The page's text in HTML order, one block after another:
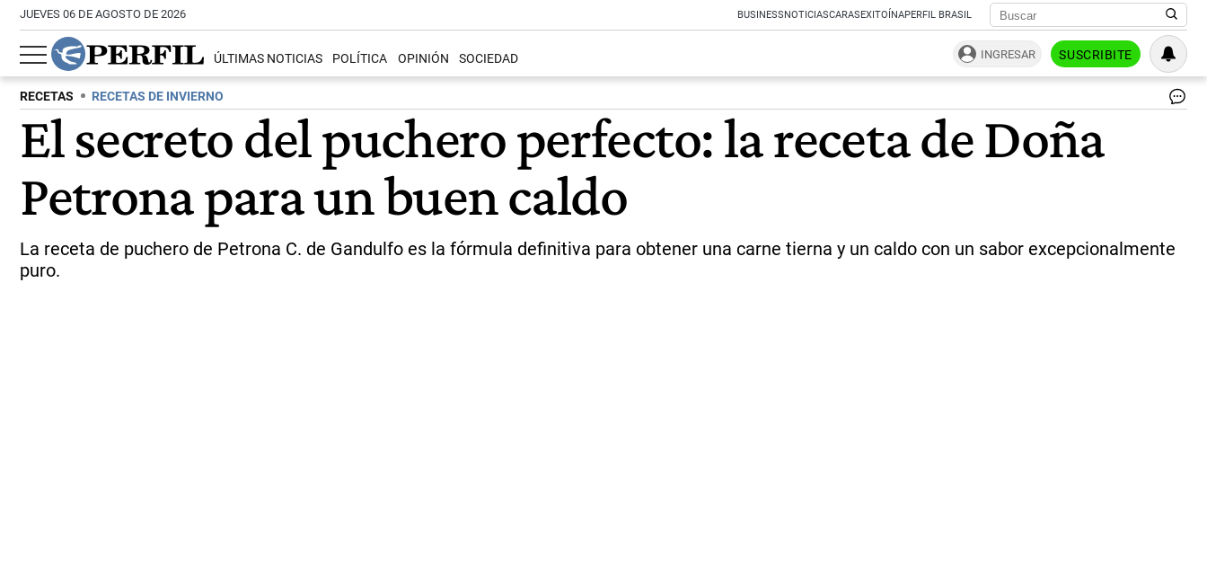
JUEVES 06 DE AGOSTO DE 2026 BUSINESSNOTICIASCARASEXITOÍNAPERFIL BRASIL
ÚLTIMAS NOTICIAS POLÍTICA OPINIÓN SOCIEDAD INGRESAR SUSCRIBITE
RECETAS RECETAS DE INVIERNO
El secreto del puchero perfecto: la receta de Doña
Petrona para un buen caldo
La receta de puchero de Petrona C. de Gandulfo es la fórmula definitiva para obtener una carne tierna y un caldo con un sabor excepcionalmente
puro.